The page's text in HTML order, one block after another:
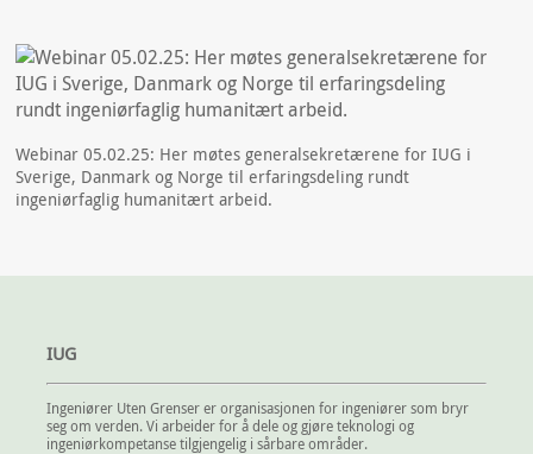
Webinar 05.02.25: Her møtes generalsekretærene for IUG i
Sverige, Danmark og Norge til erfaringsdeling rundt
ingeniørfaglig humanitært arbeid.
IUG
Ingeniører Uten Grenser er organisasjonen for ingeniører som bryr
seg om verden. Vi arbeider for å dele og gjøre teknologi og
ingeniørkompetanse tilgjengelig i sårbare områder.